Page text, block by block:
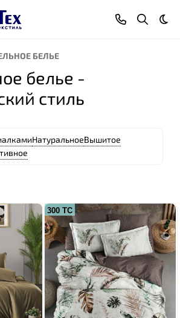
БЕЛЬЕ
белье -
стиль
НатуральноеВышитое
300 ТС